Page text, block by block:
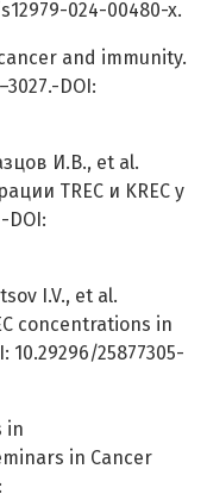
024-00480-x.
and immunity.
DOI:
И.В., et al.
TREC и KREC у
DOI:
I.V., et al.
concentrations in
10.29296/25877305-
in
in Cancer